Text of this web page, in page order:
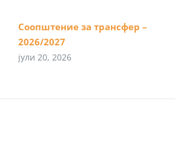
Соопштение за трансфер –
2026/2027
јули 20, 2026